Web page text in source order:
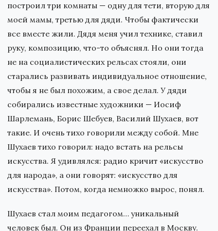
построил три комнаты — одну для тети, вторую для
моей мамы, третью для дяди. Чтобы фактически
все вместе жили. Дядя меня учил технике, ставил
руку, композицию, что-то объяснял. Но они тогда
не на социалистических рельсах стояли, они
старались развивать индивидуальное отношение,
чтобы я не был похожим, а свое делал. У дяди
собирались известные художники — Иосиф
Шарлемань, Борис Шебуев, Василий Шухаев, вот
такие. И очень тихо говорили между собой. Мне
Шухаев тихо говорил: надо встать на рельсы
искусства. Я удивлялся: радио кричит «искусство
для народа», а они говорят: «искусство для
искусства». Потом, когда немножко вырос, понял.
Шухаев стал моим педагогом… уникальный
человек был. Он из Франции переехал в Москву.